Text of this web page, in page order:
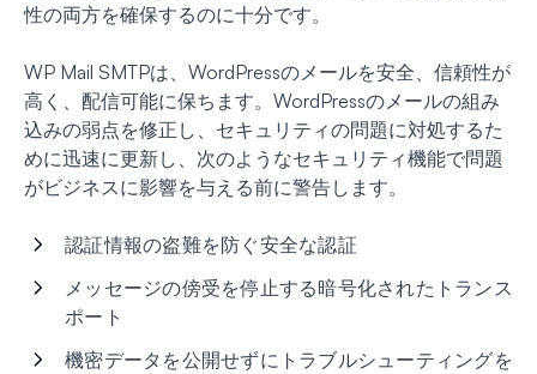
性の両方を確保するのに十分です。
WP Mail SMTPは、WordPressのメールを安全、信頼性が
高く、配信可能に保ちます。WordPressのメールの組み
込みの弱点を修正し、セキュリティの問題に対処するた
めに迅速に更新し、次のようなセキュリティ機能で問題
がビジネスに影響を与える前に警告します。
認証情報の盗難を防ぐ安全な認証
メッセージの傍受を停止する暗号化されたトランス
ポート
機密データを公開せずにトラブルシューティングを